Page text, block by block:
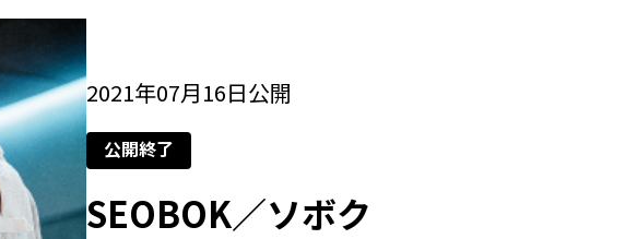
2021年07月16日公開
公開終了
SEOBOK／ソボク